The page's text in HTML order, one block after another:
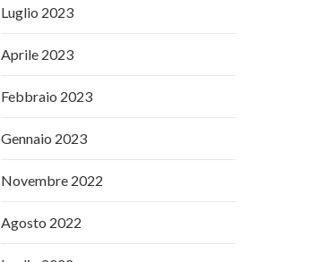
Luglio 2023
Aprile 2023
Febbraio 2023
Gennaio 2023
Novembre 2022
Agosto 2022